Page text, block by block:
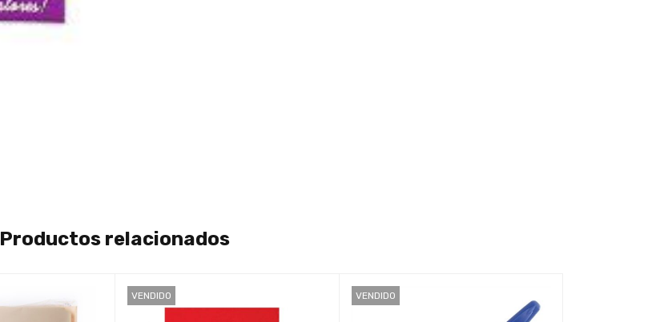
Productos relacionados
VENDIDO VENDIDO